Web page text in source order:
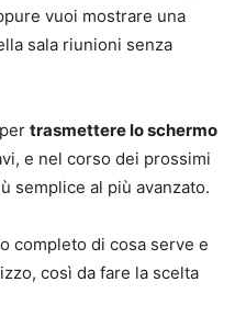
vuoi mostrare una
sala riunioni senza
trasmettere lo schermo
e nel corso dei prossimi
semplice al più avanzato.
completo di cosa serve e
così da fare la scelta